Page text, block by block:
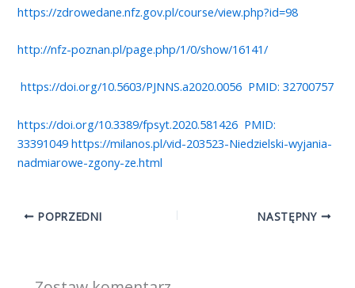
https://zdrowedane.nfz.gov.pl/course/view.php?id=98
http://nfz-poznan.pl/page.php/1/0/show/16141/
https://doi.org/10.5603/PJNNS.a2020.0056 PMID: 32700757
https://doi.org/10.3389/fpsyt.2020.581426 PMID:
33391049 https://milanos.pl/vid-203523-Niedzielski-wyjania-
nadmiarowe-zgony-ze.html
POPRZEDNI NASTĘPNY